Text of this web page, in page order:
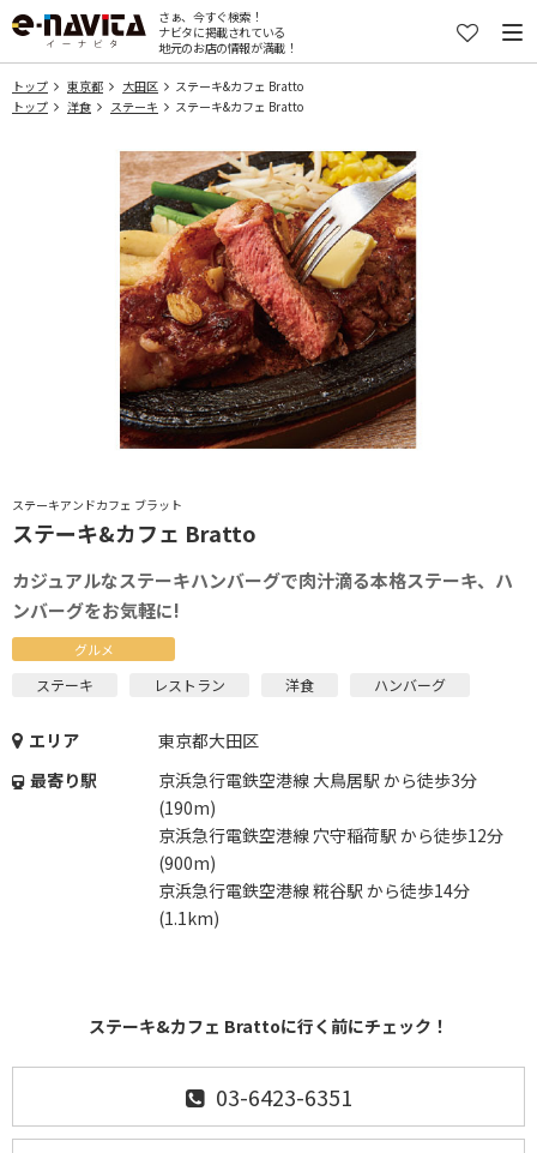
さぁ、今すぐ検索！
ナビタに掲載されている
地元のお店の情報が満載！
トップ 東京都 大田区
ステーキ&カフェ Bratto
トップ
洋食 ステーキ ステーキ&カフェ Bratto
ステーキアンドカフェ ブラット
ステーキ&カフェ Bratto
カジュアルなステーキハンバーグで肉汁滴る本格ステーキ、ハ
ンバーグをお気軽に!
グルメ
ステーキ レストラン 洋食 ハンバーグ
エリア
東京都大田区
最寄り駅
京浜急行電鉄空港線 大鳥居駅 から徒歩3分
(190m)
京浜急行電鉄空港線 穴守稲荷駅 から徒歩12分
(900m)
京浜急行電鉄空港線 糀谷駅 から徒歩14分
(1.1km)
ステーキ&カフェ Brattoに行く前にチェック！
03-6423-6351